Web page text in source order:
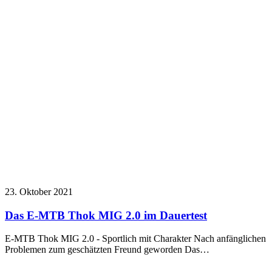
23. Oktober 2021
Das E-MTB Thok MIG 2.0 im Dauertest
E-MTB Thok MIG 2.0 - Sportlich mit Charakter Nach anfänglichen
Problemen zum geschätzten Freund geworden Das…